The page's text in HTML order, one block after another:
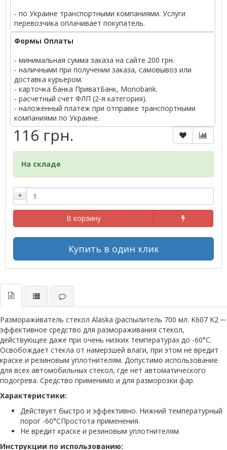
- по Украине транспортными компаниями. Услуги
перевозчика оплачивает покупатель.
Формы Оплаты
- минимальная сумма заказа на сайте 200 грн.
- наличными при получении заказа, самовывоз или
доставка курьером.
- карточка банка ПриватБанк, Monobank.
- расчетный счет ФЛП (2-я категория).
- наложенный платеж при отправке транспортными
компаниями по Украине.
116 грн.
На складе
+
В корзину
Купить в один клик
Размораживатель стекол Alaska (распылитель 700 мл. K607 K2 ─
эффективное средство для размораживания стекол,
действующее даже при очень низких температурах до -60°C.
Освобождает стекла от намерзшей влаги, при этом не вредит
краске и резиновым уплотнителям. Допустимо использование
для всех автомобильных стекол, где нет автоматического
подогрева. Средство применимо и для разморозки фар.
Характеристики:
Действует быстро и эффективно. Нижний температурный
порог -60°CПростота применения.
Не вредит краске и резиновым уплотнителям
Инструкции по использованию: